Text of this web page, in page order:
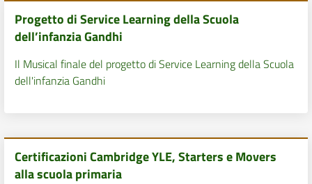
Progetto di Service Learning della Scuola
dell’infanzia Gandhi
Il Musical finale del progetto di Service Learning della Scuola
dell'infanzia Gandhi
Certificazioni Cambridge YLE, Starters e Movers
alla scuola primaria